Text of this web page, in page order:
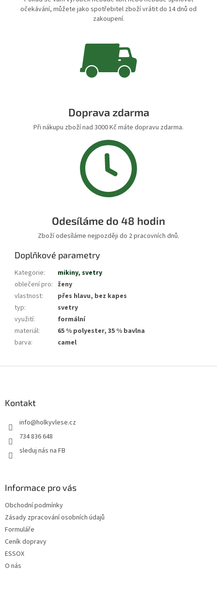
očekávání, můžete jako spotřebitel zboží vrátit do 14 dnů od
zakoupení.
Doprava zdarma
Při nákupu zboží nad 3000 Kč máte dopravu zdarma.
Odesíláme do 48 hodin
Zboží odesíláme nejpozději do 2 pracovních dnů.
Doplňkové parametry
Kategorie:
mikiny, svetry
oblečení pro: ženy
vlastnost:
přes hlavu, bez kapes
typ:
svetry
využití:
formální
materiál:
65 % polyester, 35 % bavlna
barva: camel
Kontakt
info@holkyvlese.cz
734 836 648
sleduj nás na FB
Informace pro vás
Obchodní podmínky
Zásady zpracování osobních údajů
Formuláře
Ceník dopravy
ESSOX
O nás